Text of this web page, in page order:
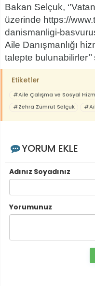
Bakan Selçuk,
üzerinde https://
danismanligi-
Aile Danışmanlığı
talepte
Etiketler
#Aile Çalışma ve Sosyal
#Zehra Zümrüt Selçuk
YORUM EKLE
Adınız Soyadınız
Yorumunuz